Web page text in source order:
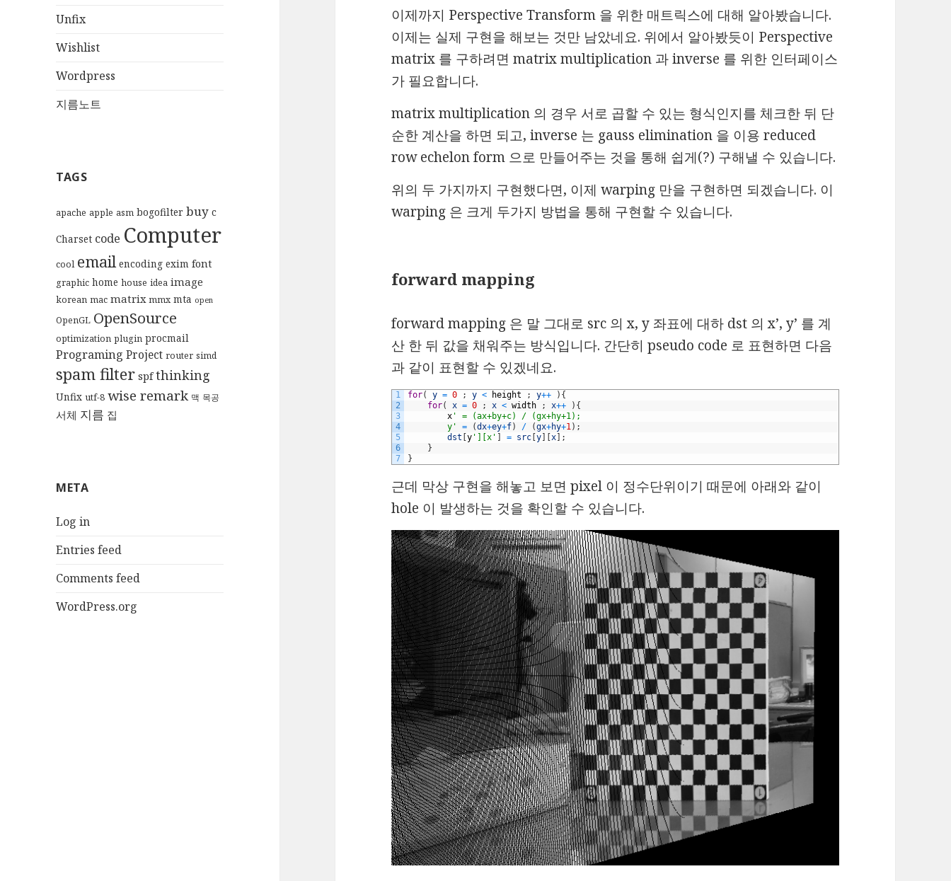
Unfix
Wishlist
Wordpress
지름노트
TAGS
apache apple asm bogofilter buy c
Charset code Computer
cool email encoding exim font
graphic home house idea image
korean mac matrix mmx mta open
OpenGL OpenSource
optimization plugin procmail
Programing Project router simd
spam filter spf thinking
Unfix utf-8 wise remark 맥 목공
서체 지름 집
META
Log in
Entries feed
Comments feed
WordPress.org
이제까지 Perspective Transform 을 위한 매트릭스에 대해 알아봤습니다.
이제는 실제 구현을 해보는 것만 남았네요. 위에서 알아봤듯이 Perspective
matrix 를 구하려면 matrix multiplication 과 inverse 를 위한 인터페이스
가 필요합니다.
matrix multiplication 의 경우 서로 곱할 수 있는 형식인지를 체크한 뒤 단
순한 계산을 하면 되고, inverse 는 gauss elimination 을 이용 reduced
row echelon form 으로 만들어주는 것을 통해 쉽게(?) 구해낼 수 있습니다.
위의 두 가지까지 구현했다면, 이제 warping 만을 구현하면 되겠습니다. 이
warping 은 크게 두가지 방법을 통해 구현할 수 있습니다.
forward mapping
forward mapping 은 말 그대로 src 의 x, y 좌표에 대하 dst 의 x’, y’ 를 계
산 한 뒤 값을 채워주는 방식입니다. 간단히 pseudo code 로 표현하면 다음
과 같이 표현할 수 있겠네요.
1
2
3
4
5
6
7
for( y = 0 ; y < height ; y++ ) {
for( x = 0 ; x < width ; x++ ) {
x ' = (ax+by+c) / (gx+hy+1);
y'
= (dx+ey+f) / (gx+hy+1) ;
dst [y '][x' = src [y [x
;
}
}
근데 막상 구현을 해놓고 보면 pixel 이 정수단위이기 때문에 아래와 같이
hole 이 발생하는 것을 확인할 수 있습니다.